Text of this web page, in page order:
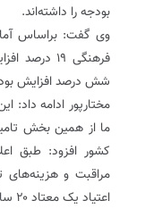
بودجه را داشته‌اند.
فرهنگی ۱۹
شش درصد افزایش
مختارپور ادامه داد:
ما از همین بخش
کشور افزود: طبق
مراقبت و